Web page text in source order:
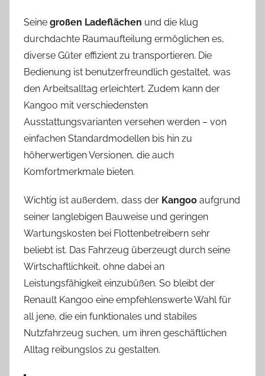
Seine großen Ladeflächen und die klug
durchdachte Raumaufteilung ermöglichen es,
diverse Güter effizient zu transportieren. Die
Bedienung ist benutzerfreundlich gestaltet, was
den Arbeitsalltag erleichtert. Zudem kann der
Kangoo mit verschiedensten
Ausstattungsvarianten versehen werden – von
einfachen Standardmodellen bis hin zu
höherwertigen Versionen, die auch
Komfortmerkmale bieten.
Wichtig ist außerdem, dass der Kangoo aufgrund
seiner langlebigen Bauweise und geringen
Wartungskosten bei Flottenbetreibern sehr
beliebt ist. Das Fahrzeug überzeugt durch seine
Wirtschaftlichkeit, ohne dabei an
Leistungsfähigkeit einzubüßen. So bleibt der
Renault Kangoo eine empfehlenswerte Wahl für
all jene, die ein funktionales und stabiles
Nutzfahrzeug suchen, um ihren geschäftlichen
Alltag reibungslos zu gestalten.